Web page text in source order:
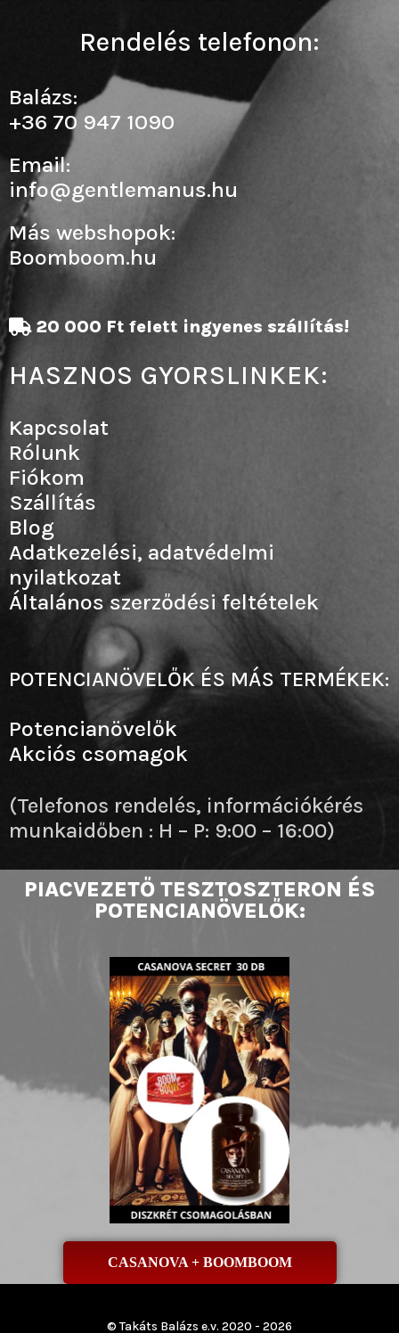
PIACVEZETŐ TESZTOSZTERON ÉS
POTENCIANÖVELŐK:
CASANOVA + BOOMBOOM
20 000 Ft felett ingyenes szállítás!
HASZNOS GYORSLINKEK:
Kapcsolat
Rólunk
Fiókom
Szállítás
Blog
Adatkezelési, adatvédelmi
nyilatkozat
Általános szerződési feltételek
POTENCIANÖVELŐK ÉS MÁS TERMÉKEK:
Potencianövelők
Akciós csomagok
(Telefonos rendelés, információkérés
munkaidőben : H – P: 9:00 – 16:00)
Rendelés telefonon:
Balázs:
+36 70 947 1090
Email:
info@gentlemanus.hu
Más webshopok:
Boomboom.hu
© Takáts Balázs e.v. 2020 - 2026